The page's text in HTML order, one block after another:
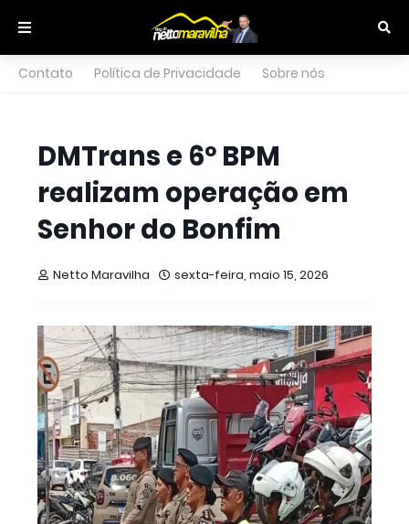
Contato Política de Privacidade Sobre nós
DMTrans e 6º BPM
realizam operação em
Senhor do Bonfim
Netto Maravilha sexta-feira, maio 15, 2026